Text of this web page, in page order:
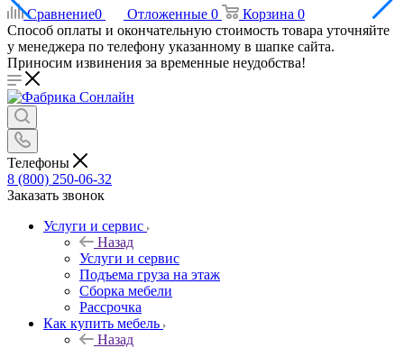
Сравнение0 Отложенные 0 Корзина 0
Способ оплаты и окончательную стоимость товара уточняйте
у менеджера по телефону указанному в шапке сайта.
Приносим извинения за временные неудобства!
Телефоны
8 (800) 250-06-32
Заказать звонок
Услуги и сервис
Назад
Услуги и сервис
Подъема груза на этаж
Сборка мебели
Рассрочка
Как купить мебель
Назад